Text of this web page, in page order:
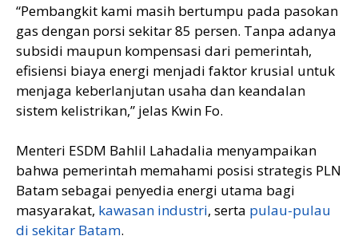
“Pembangkit kami masih bertumpu pada pasokan
gas dengan porsi sekitar 85 persen. Tanpa adanya
subsidi maupun kompensasi dari pemerintah,
efisiensi biaya energi menjadi faktor krusial untuk
menjaga keberlanjutan usaha dan keandalan
sistem kelistrikan,” jelas Kwin Fo.
Menteri ESDM Bahlil Lahadalia menyampaikan
bahwa pemerintah memahami posisi strategis PLN
Batam sebagai penyedia energi utama bagi
masyarakat, kawasan industri, serta pulau-pulau
di sekitar Batam.